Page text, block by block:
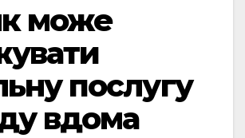
може
послугу
вдома